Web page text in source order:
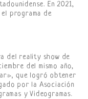
En 2021,
programa de
del reality show de
del mismo año,
que logró obtener
por la Asociación
y Videogramas.